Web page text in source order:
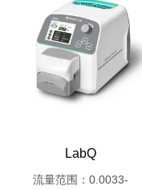
LabQ
流量范围：0.0033-